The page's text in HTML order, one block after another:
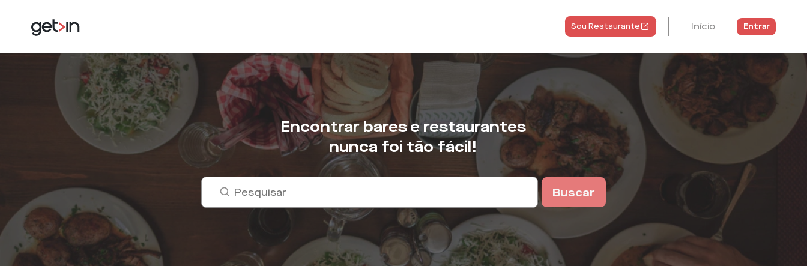
Sou Restaurante Início Entrar
Encontrar bares e restaurantes
nunca foi tão fácil!
Buscar